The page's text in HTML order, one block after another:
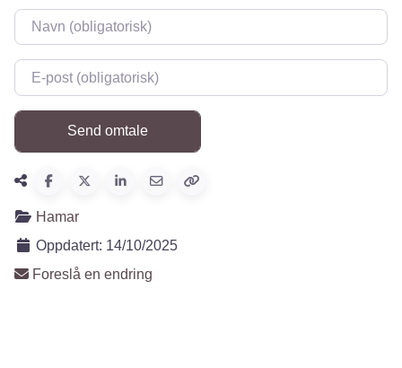
Navn
E-post
Hamar
Oppdatert: 14/10/2025
Foreslå en endring